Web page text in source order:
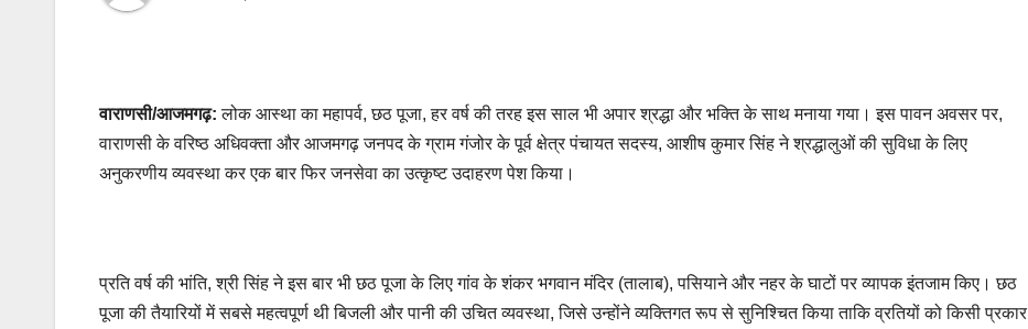
वाराणसी/आजमगढ़: लोक आस्था का महापर्व, छठ पूजा, हर वर्ष की तरह इस साल भी अपार श्रद्धा और भक्ति के साथ मनाया गया। इस पावन अवसर पर,
वाराणसी के वरिष्ठ अधिवक्ता और आजमगढ़ जनपद के ग्राम गंजोर के पूर्व क्षेत्र पंचायत सदस्य, आशीष कुमार सिंह ने श्रद्धालुओं की सुविधा के लिए
अनुकरणीय व्यवस्था कर एक बार फिर जनसेवा का उत्कृष्ट उदाहरण पेश किया।
प्रति वर्ष की भांति, श्री सिंह ने इस बार भी छठ पूजा के लिए गांव के शंकर भगवान मंदिर (तालाब), पसियाने और नहर के घाटों पर व्यापक इंतजाम किए। छठ
पूजा की तैयारियों में सबसे महत्वपूर्ण थी बिजली और पानी की उचित व्यवस्था, जिसे उन्होंने व्यक्तिगत रूप से सुनिश्चित किया ताकि व्रतियों को किसी प्रकार